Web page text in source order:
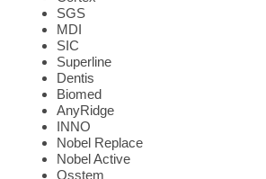
SGS
MDI
SIC
Superline
Dentis
Biomed
AnyRidge
INNO
Nobel Replace
Nobel Active
Osstem